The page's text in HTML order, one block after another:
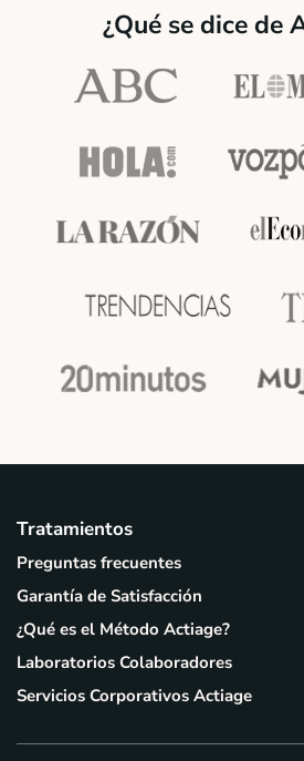
¿Qué se dice de
Tratamientos
Preguntas frecuentes
Garantía de Satisfacción
¿Qué es el Método Actiage?
Laboratorios Colaboradores
Servicios Corporativos Actiage